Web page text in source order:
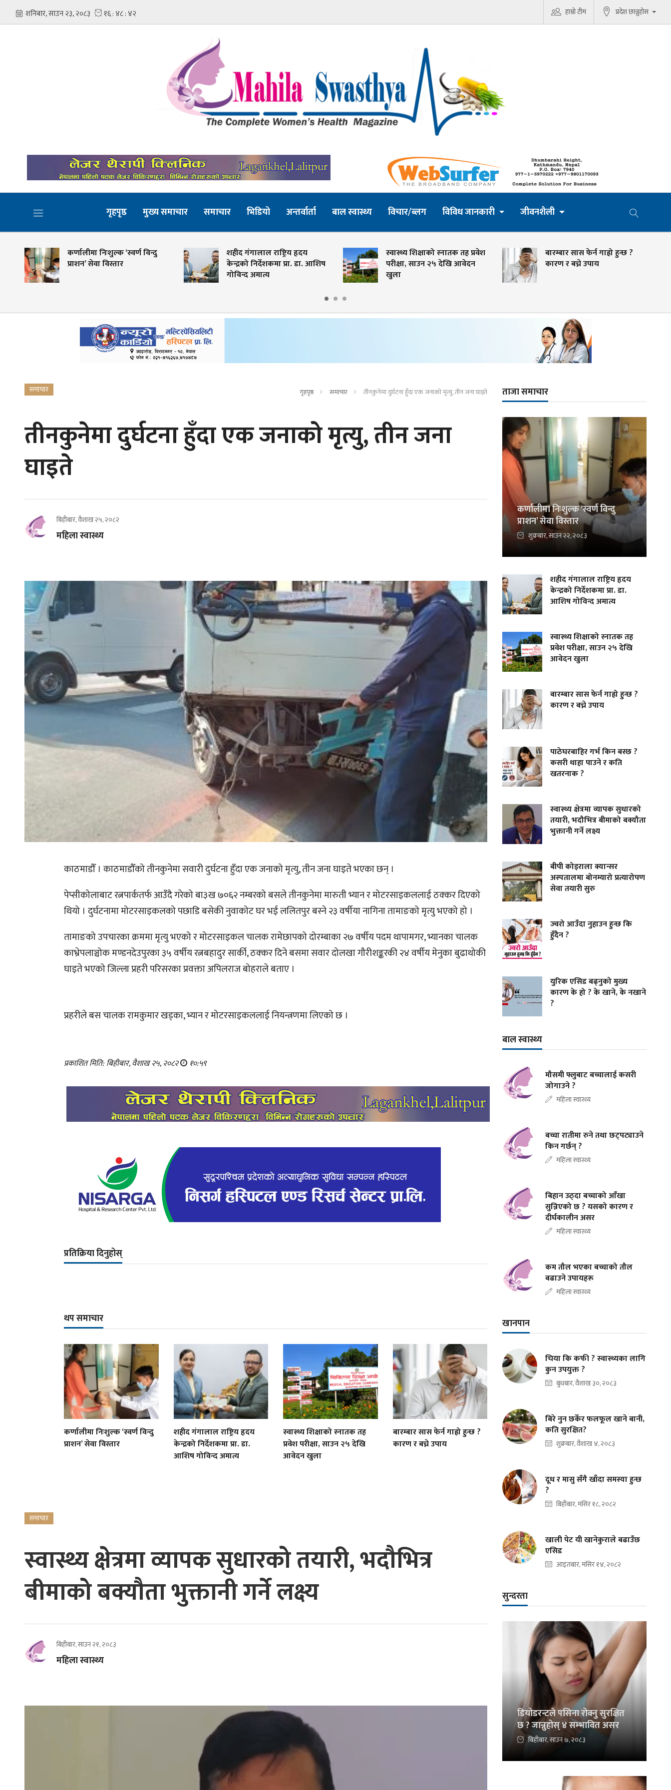
हाम्रो टीम प्रदेश छान्नुहोस
गृहपृष्ठ मुख्य समाचार समाचार भिडियो अन्तर्वार्ता बाल स्वास्थ्य विचार/ब्लग विविध जानकारी जीवनशैली
कर्णालीमा निःशुल्क ‘स्वर्ण विन्दु
प्राशन’ सेवा विस्तार
शहीद गंगालाल राष्ट्रिय हृदय
केन्द्रको निर्देशकमा प्रा. डा. आशिष
गोविन्द अमात्य
स्वास्थ्य शिक्षाको स्नातक तह प्रवेश
परीक्षा, साउन २५ देखि आवेदन
खुला
बारम्बार सास फेर्न गाह्रो हुन्छ ?
कारण र बच्ने उपाय
समाचार गृहपृष्ठ समाचार तीनकुनेमा दुर्घटना हुँदा एक जनाको मृत्यु, तीन जना घाइते
तीनकुनेमा दुर्घटना हुँदा एक जनाको मृत्यु, तीन जना
घाइते
बिहीबार, वैशाख २५, २०८२
महिला स्वास्थ्य
काठमाडौँ । काठमाडौँको तीनकुनेमा सवारी दुर्घटना हुँदा एक जनाको मृत्यु, तीन जना घाइते भएका छन् ।
पेप्सीकोलाबाट रत्नपार्कतर्फ आउँदै गरेको बा३ख ७०६२ नम्बरको बसले तीनकुनेमा मारुती भ्यान र मोटरसाइकललाई ठक्कर दिएको
थियो । दुर्घटनामा मोटरसाइकलको पछाडि बसेकी नुवाकोट घर भई ललितपुर बस्ने २३ वर्षीया नागिना तामाङको मृत्यु भएको हो ।
तामाङको उपचारका क्रममा मृत्यु भएको र मोटरसाइकल चालक रामेछापको दोरम्बाका २७ वर्षीय पदम थापामगर, भ्यानका चालक
काभ्रेपलाञ्चोक मण्डनदेउपुरका ३५ वर्षीय रत्नबहादुर सार्की, ठक्कर दिने बसमा सवार दोलखा गौरीशङ्करकी २४ वर्षीय मेनुका बुढाथोकी
घाइते भएको जिल्ला प्रहरी परिसरका प्रवक्ता अपिलराज बोहराले बताए ।
प्रहरीले बस चालक रामकुमार खड्का, भ्यान र मोटरसाइकललाई नियन्त्रणमा लिएको छ ।
प्रकाशित मिति: बिहीबार, वैशाख २५, २०८२ १०:५९
प्रतिक्रिया दिनुहोस्
थप समाचार
कर्णालीमा निःशुल्क ‘स्वर्ण विन्दु
प्राशन’ सेवा विस्तार
शहीद गंगालाल राष्ट्रिय हृदय
केन्द्रको निर्देशकमा प्रा. डा.
आशिष गोविन्द अमात्य
स्वास्थ्य शिक्षाको स्नातक तह
प्रवेश परीक्षा, साउन २५ देखि
आवेदन खुला
बारम्बार सास फेर्न गाह्रो हुन्छ ?
कारण र बच्ने उपाय
समाचार
स्वास्थ्य क्षेत्रमा व्यापक सुधारको तयारी, भदौभित्र
बीमाको बक्यौता भुक्तानी गर्ने लक्ष्य
बिहीबार, साउन २१, २०८३
महिला स्वास्थ्य
ताजा समाचार
कर्णालीमा निःशुल्क ‘स्वर्ण विन्दु
प्राशन’ सेवा विस्तार
शुक्रबार, साउन २२, २०८३
शहीद गंगालाल राष्ट्रिय हृदय
केन्द्रको निर्देशकमा प्रा. डा.
आशिष गोविन्द अमात्य
स्वास्थ्य शिक्षाको स्नातक तह
प्रवेश परीक्षा, साउन २५ देखि
आवेदन खुला
बारम्बार सास फेर्न गाह्रो हुन्छ ?
कारण र बच्ने उपाय
पाठेघरबाहिर गर्भ किन बस्छ ?
कसरी थाहा पाउने र कति
खतरनाक ?
स्वास्थ्य क्षेत्रमा व्यापक सुधारको
तयारी, भदौभित्र बीमाको बक्यौता
भुक्तानी गर्ने लक्ष्य
बीपी कोइराला क्यान्सर
अस्पतालमा बोनम्यारो प्रत्यारोपण
सेवा तयारी सुरु
ज्वरो आउँदा नुहाउन हुन्छ कि
हुँदैन ?
युरिक एसिड बढ्नुको मुख्य
कारण के हो ? के खाने, के नखाने
?
बाल स्वास्थ्य
मौसमी फ्लुबाट बच्चालाई कसरी
जोगाउने ?
महिला स्वास्थ्य
बच्चा रातीमा रुने तथा छट्पट्याउने
किन गर्छन् ?
महिला स्वास्थ्य
बिहान उठ्दा बच्चाको आँखा
सुन्निएको छ ? यसको कारण र
दीर्घकालीन असर
महिला स्वास्थ्य
कम तौल भएका बच्चाको तौल
बढाउने उपायहरू
महिला स्वास्थ्य
खानपान
चिया कि कफी ? स्वास्थ्यका लागि
कुन उपयुक्त ?
बुधबार, वैशाख ३०, २०८३
बिरे नुन छर्केर फलफूल खाने बानी,
कति सुरक्षित?
शुक्रबार, वैशाख ४, २०८३
दूध र मासु सँगै खाँदा समस्या हुन्छ
?
बिहीबार, मंसिर १८, २०८२
खाली पेट यी खानेकुराले बढाउँछ
एसिड
आइतबार, मंसिर १४, २०८२
सुन्दरता
डियोडरन्टले पसिना रोक्नु सुरक्षित
छ ? जान्नुहोस् ४ सम्भावित असर
बिहीबार, साउन ७, २०८३